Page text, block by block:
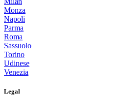
Monza
Napoli
Parma
Roma
Sassuolo
Torino
Udinese
Venezia
Legal